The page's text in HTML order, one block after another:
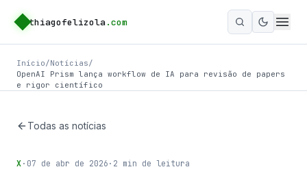
thiagofelizola .com
Ativar
Início/Notícias/
OpenAI Prism lança workflow de IA para revisão de papers
e rigor científico
Todas as notícias
X · 07 de abr de 2026 · 2 min de leitura